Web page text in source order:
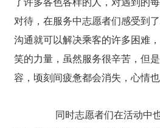
了许多各色各样的人，对遇到的
对待，在服务中志愿者们感受到
沟通就可以解决乘客的许多困难
笑的力量，虽然服务很辛苦，但
容，顷刻间疲惫都会消失，心情也
同时志愿者们在活动中也